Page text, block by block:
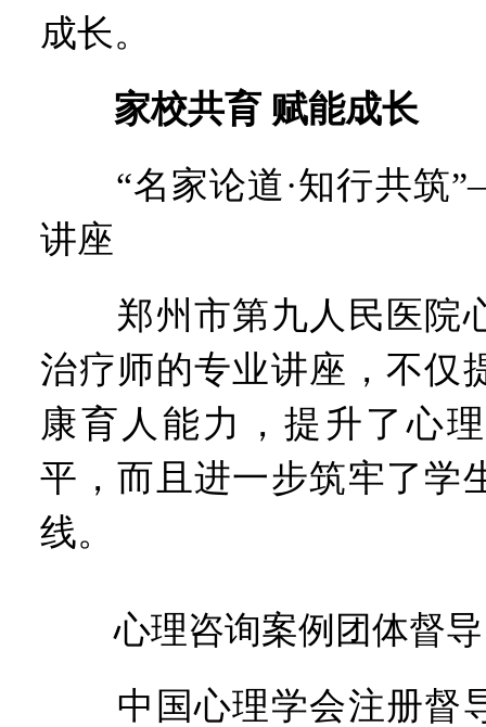
成长。
家校共育 赋能成长
“名家论道·知行共筑
讲座
郑州市第九人民医院
治疗师的专业讲座，不仅
康育人能力，提升了心
平，而且进一步筑牢了学
线。
心理咨询案例团体督导
中国心理学会注册督